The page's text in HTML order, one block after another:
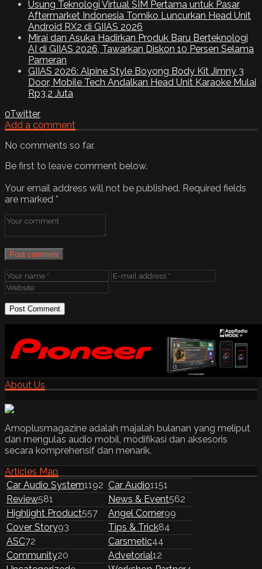
Usung Teknologi Virtual SIM Pertama untuk Pasar
Aftermarket Indonesia Tomiko Luncurkan Head Unit
Android RX2 di GIIAS 2026
Mirai dan Asuka Hadirkan Produk Baru Berteknologi
AI di GIIAS 2026, Tawarkan Diskon 10 Persen Selama
Pameran
GIIAS 2026: Alpine Style Boyong Body Kit Jimny 3
Door, Mobile Tech Andalkan Head Unit Karaoke Mulai
Rp3,2 Juta
0Twitter
Add a comment
No comments so far.
Be first to leave comment below.
Your email address will not be published. Required fields
are marked *
Post comment
About Us
Amoplusmagazine adalah majalah bulanan yang meliput
dan mengulas audio mobil, modifikasi dan aksesoris
secara komprehensif dan menarik.
Articles Map
Car Audio System1192 Car Audio1151
Review581 News & Event562
Highlight Product557 Angel Corner99
Cover Story93 Tips & Trick84
ASC72 Carsmetic44
Community20 Advetorial12